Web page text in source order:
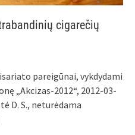
cigarečių
pareigūnai, vykdydami
„Akcizas-2012“, 2012-03-
D. S., neturėdama